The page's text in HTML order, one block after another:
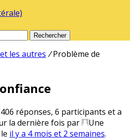
Rechercher
les autres / Problème de
réponses, 6 participants et a
la dernière fois par
Une
il y a 4 mois et 2 semaines.